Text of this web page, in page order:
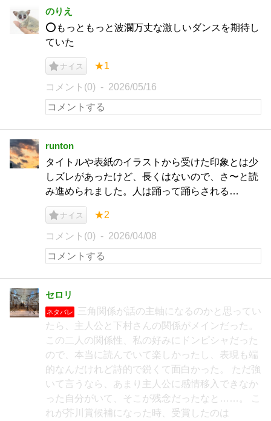
のりえ
⭕️もっともっと波瀾万丈な激しいダンスを期待し
ていた
ナイス ★1
コメント(0) 2026/05/16
runton
タイトルや表紙のイラストから受けた印象とは少
しズレがあったけど、長くはないので、さ〜と読
み進められました。人は踊って踊らされる…
ナイス ★2
コメント(0) 2026/04/08
セロリ
ネタバレ
三角関係が話の主軸になるのかと思ってい
たら、主人公と下村さんの関係がメインだった。
この二人の関係性、私の好みにドンピシャだった
ので、本当に読んでいて楽しかったし、表現も端
的なんだけれど詩的で鋭くて面白かった。 ただ強
いて言うなら、あまり主人公に感情移入できなか
った自分がいて、そこが残念だったなと……。 こ
れが芥川賞候補になった時、受賞したのは